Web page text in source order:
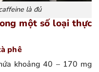
là đủ
một số loại thực
phê
khoảng 40 – 170 mg